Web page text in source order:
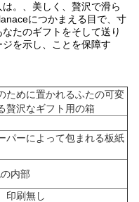
。、美しく、贅沢で滑ら
につかまえる目で、寸
たのギフトをそして送り
を示し、ことを保障す
ために置かれるふたの可変
贅沢なギフト用の箱
パーによって包まれる板紙
内部
印刷無し